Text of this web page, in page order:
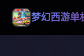
梦幻西游单